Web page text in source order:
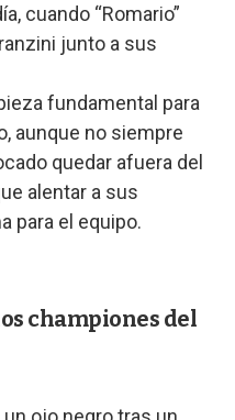
cuando “Romario”
junto a sus
fundamental para
aunque no siempre
quedar afuera del
alentar a sus
para el equipo.
championes del